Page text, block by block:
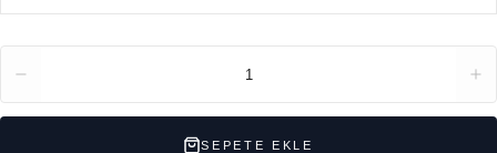
1
SEPETE EKLE